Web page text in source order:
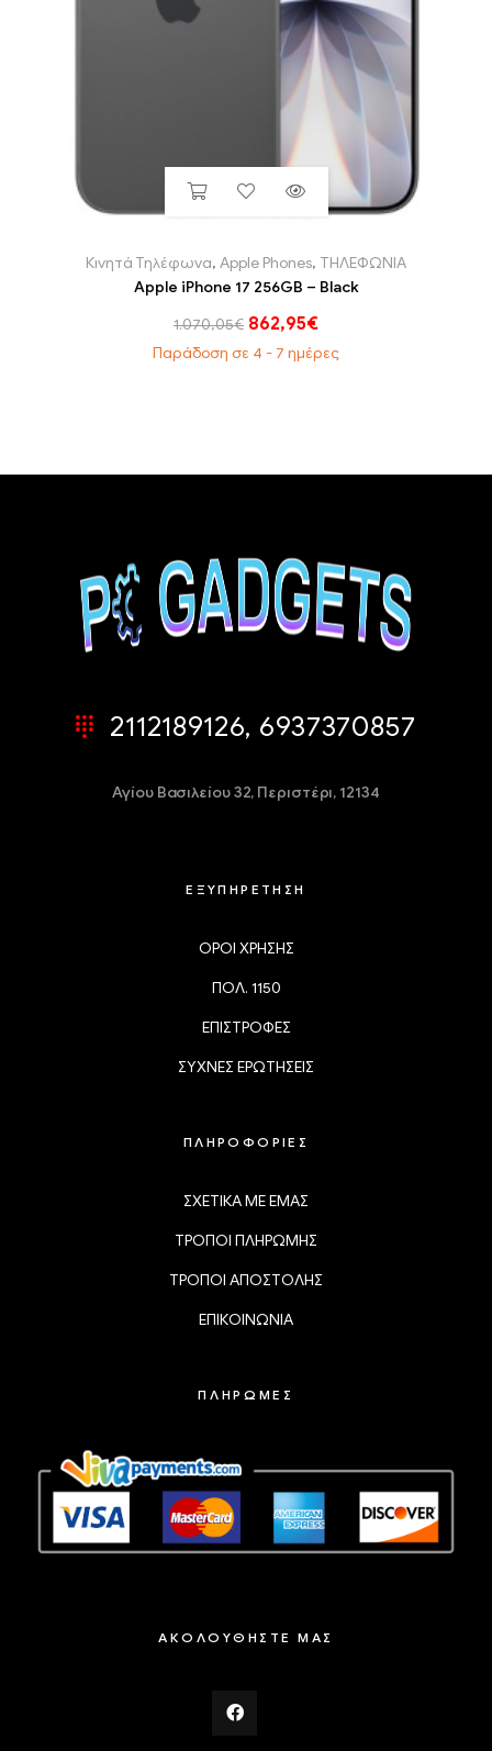
Κινητά Τηλέφωνα, Apple Phones, ΤΗΛΕΦΩΝΙΑ
Apple iPhone 17 256GB – Black
1.070,05€ 862,95€
Παράδοση σε 4 - 7 ημέρες
2112189126, 6937370857
Αγίου Βασιλείου 32, Περιστέρι, 12134
ΕΞΥΠΗΡΕΤΗΣΗ
ΟΡΟΙ ΧΡΗΣΗΣ
ΠΟΛ. 1150
ΕΠΙΣΤΡΟΦΕΣ
ΣΥΧΝΕΣ ΕΡΩΤΗΣΕΙΣ
ΠΛΗΡΟΦΟΡΙΕΣ
ΣΧΕΤΙΚΑ ΜΕ ΕΜΑΣ
ΤΡΟΠΟΙ ΠΛΗΡΩΜΗΣ
ΤΡΟΠΟΙ ΑΠΟΣΤΟΛΗΣ
ΕΠΙΚΟΙΝΩΝΙΑ
ΠΛΗΡΩΜΕΣ
ΑΚΟΛΟΥΘΗΣΤΕ ΜΑΣ